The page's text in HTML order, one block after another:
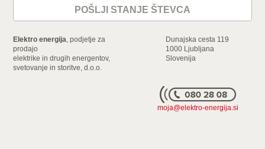
Storitve
Dokumenti in
ceniki
Električna energija
Mala in srednja
Velika podjetja in
industrija
Varčujte skupaj z
nami
Ogrevanje z
Gospodinjski
POŠLJI STANJE ŠTEVCA
Elektro energija, podjetje za
prodajo
elektrike in drugih energentov,
svetovanje in storitve, d.o.o.
Dunajska cesta 119
1000 Ljubljana
Slovenija
moja@elektro-energija.si